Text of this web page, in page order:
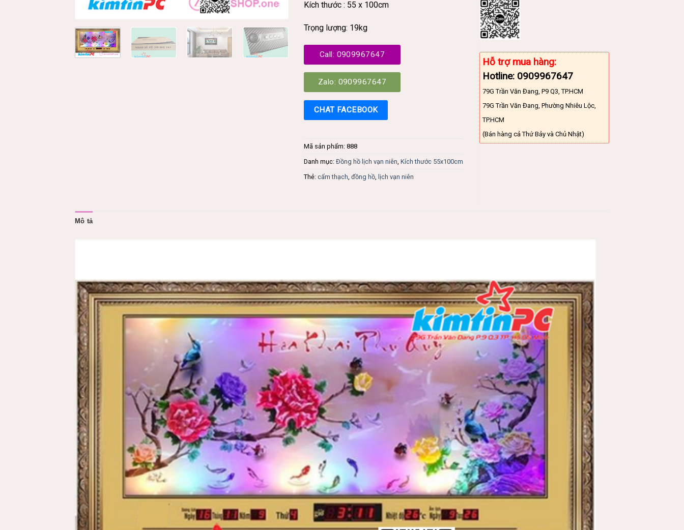
Kích thước : 55 x 100cm
Trọng lượng: 19kg
Call: 0909967647
Zalo: 0909967647
CHAT FACEBOOK
Mã sản phẩm: 888
Danh mục: Đồng hồ lịch vạn niên Kích thước 55x100cm
Thẻ: cẩm thạch đồng hồ lịch vạn niên
Hỗ trợ mua hàng:
Hotline: 0909967647
79G Trần Văn Đang, P9 Q3, TP.HCM
79G Trần Văn Đang, Phường Nhiêu Lộc,
TP.HCM
(Bán hàng cả Thứ Bảy và Chủ Nhật)
Mô tả